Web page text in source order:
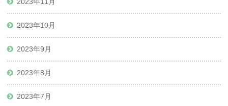
2023年10月
2023年9月
2023年8月
2023年7月